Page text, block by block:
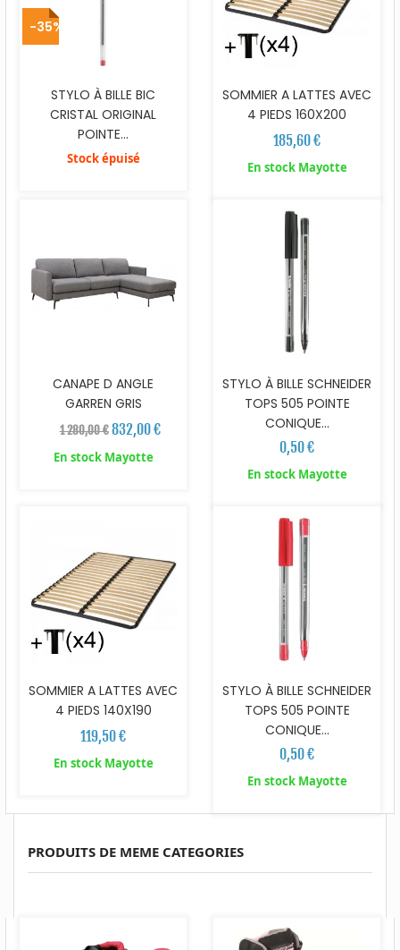
STYLO À BILLE BIC
CRISTAL ORIGINAL
POINTE...
Stock épuisé
SOMMIER A LATTES AVEC
4 PIEDS 160X200
185,60 €
En stock Mayotte
-35%
CANAPE D ANGLE
GARREN GRIS
1 280,00 € 832,00 €
En stock Mayotte
STYLO À BILLE SCHNEIDER
TOPS 505 POINTE
CONIQUE...
0,50 €
En stock Mayotte
SOMMIER A LATTES AVEC
4 PIEDS 140X190
119,50 €
En stock Mayotte
STYLO À BILLE SCHNEIDER
TOPS 505 POINTE
CONIQUE...
0,50 €
En stock Mayotte
PRODUITS DE MEME CATEGORIES